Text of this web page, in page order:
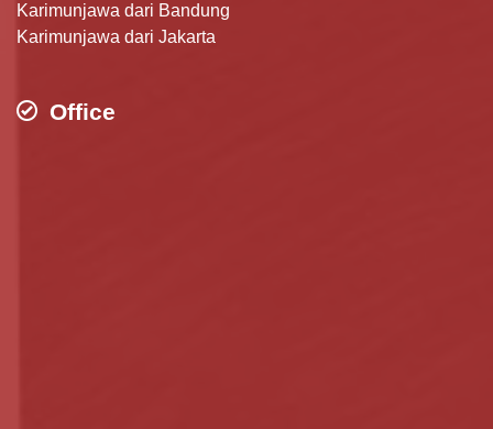
Karimunjawa dari Bandung
Karimunjawa dari Jakarta
Office